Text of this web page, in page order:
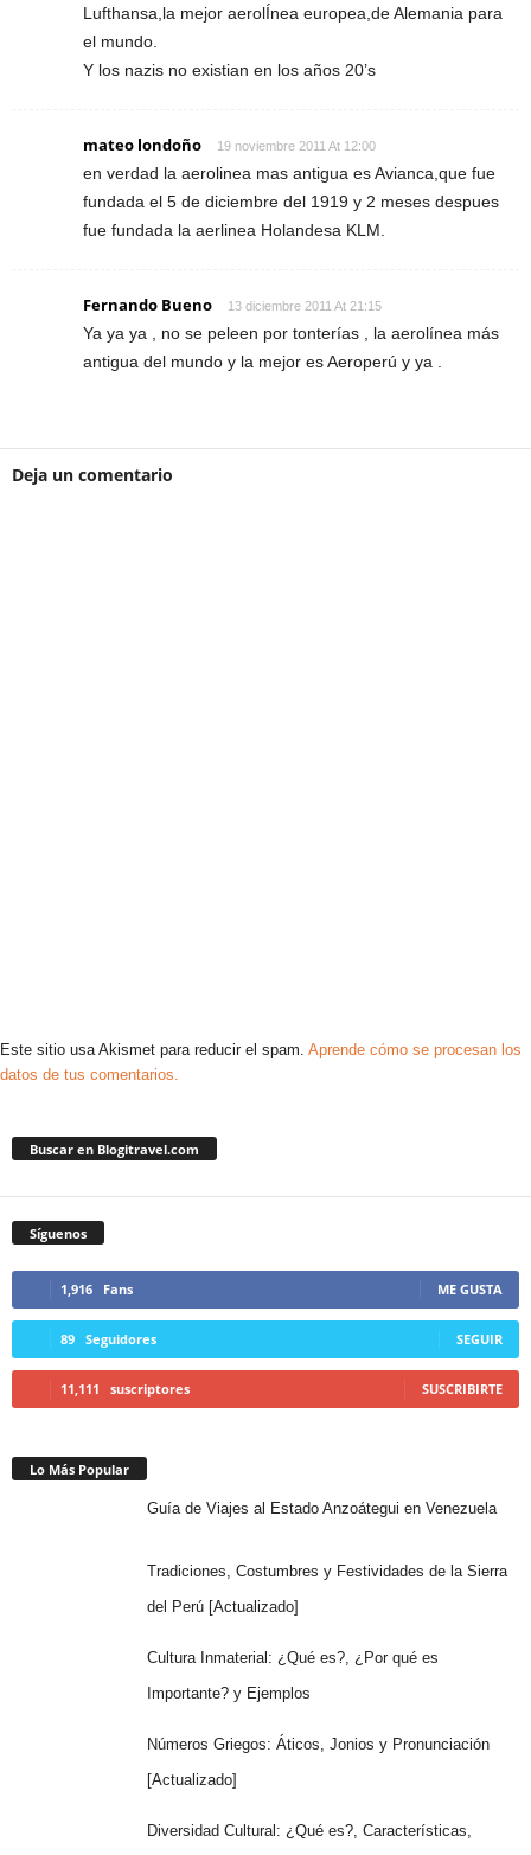
Lufthansa,la mejor aerolÍnea europea,de Alemania para
el mundo.
Y los nazis no existian en los años 20’s
mateo londoño 19 noviembre 2011 At 12:00
en verdad la aerolinea mas antigua es Avianca,que fue
fundada el 5 de diciembre del 1919 y 2 meses despues
fue fundada la aerlinea Holandesa KLM.
Fernando Bueno 13 diciembre 2011 At 21:15
Ya ya ya , no se peleen por tonterías , la aerolínea más
antigua del mundo y la mejor es Aeroperú y ya .
Deja un comentario
Este sitio usa Akismet para reducir el spam. Aprende cómo se procesan los
datos de tus comentarios.
Buscar en Blogitravel.com
Síguenos
1,916 Fans ME GUSTA
89 Seguidores SEGUIR
11,111 suscriptores SUSCRIBIRTE
Lo Más Popular
Guía de Viajes al Estado Anzoátegui en Venezuela
Tradiciones, Costumbres y Festividades de la Sierra
del Perú [Actualizado]
Cultura Inmaterial: ¿Qué es?, ¿Por qué es
Importante? y Ejemplos
Números Griegos: Áticos, Jonios y Pronunciación
[Actualizado]
Diversidad Cultural: ¿Qué es?, Características,